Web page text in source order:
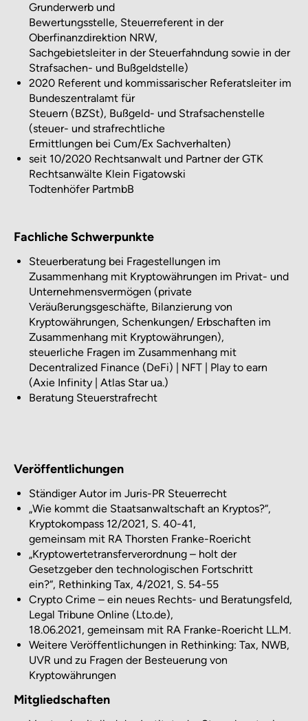
Grunderwerb und
Bewertungsstelle, Steuerreferent in der
Oberfinanzdirektion NRW,
Sachgebietsleiter in der Steuerfahndung sowie in der
Strafsachen- und Bußgeldstelle)
2020 Referent und kommissarischer Referatsleiter im
Bundeszentralamt für
Steuern (BZSt), Bußgeld- und Strafsachenstelle
(steuer- und strafrechtliche
Ermittlungen bei Cum/Ex Sachverhalten)
seit 10/2020 Rechtsanwalt und Partner der GTK
Rechtsanwälte Klein Figatowski
Todtenhöfer PartmbB
Fachliche Schwerpunkte
Steuerberatung bei Fragestellungen im
Zusammenhang mit Kryptowährungen im Privat- und
Unternehmensvermögen (private
Veräußerungsgeschäfte, Bilanzierung von
Kryptowährungen, Schenkungen/ Erbschaften im
Zusammenhang mit Kryptowährungen),
steuerliche Fragen im Zusammenhang mit
Decentralized Finance (DeFi) | NFT | Play to earn
(Axie Infinity | Atlas Star ua.)
Beratung Steuerstrafrecht
Veröffentlichungen
Ständiger Autor im Juris-PR Steuerrecht
„Wie kommt die Staatsanwaltschaft an Kryptos?“,
Kryptokompass 12/2021, S. 40-41,
gemeinsam mit RA Thorsten Franke-Roericht
„Kryptowertetransferverordnung – holt der
Gesetzgeber den technologischen Fortschritt
ein?“, Rethinking Tax, 4/2021, S. 54-55
Crypto Crime – ein neues Rechts- und Beratungsfeld,
Legal Tribune Online (Lto.de),
18.06.2021, gemeinsam mit RA Franke-Roericht LL.M.
Weitere Veröffentlichungen in Rethinking: Tax, NWB,
UVR und zu Fragen der Besteuerung von
Kryptowährungen
Mitgliedschaften